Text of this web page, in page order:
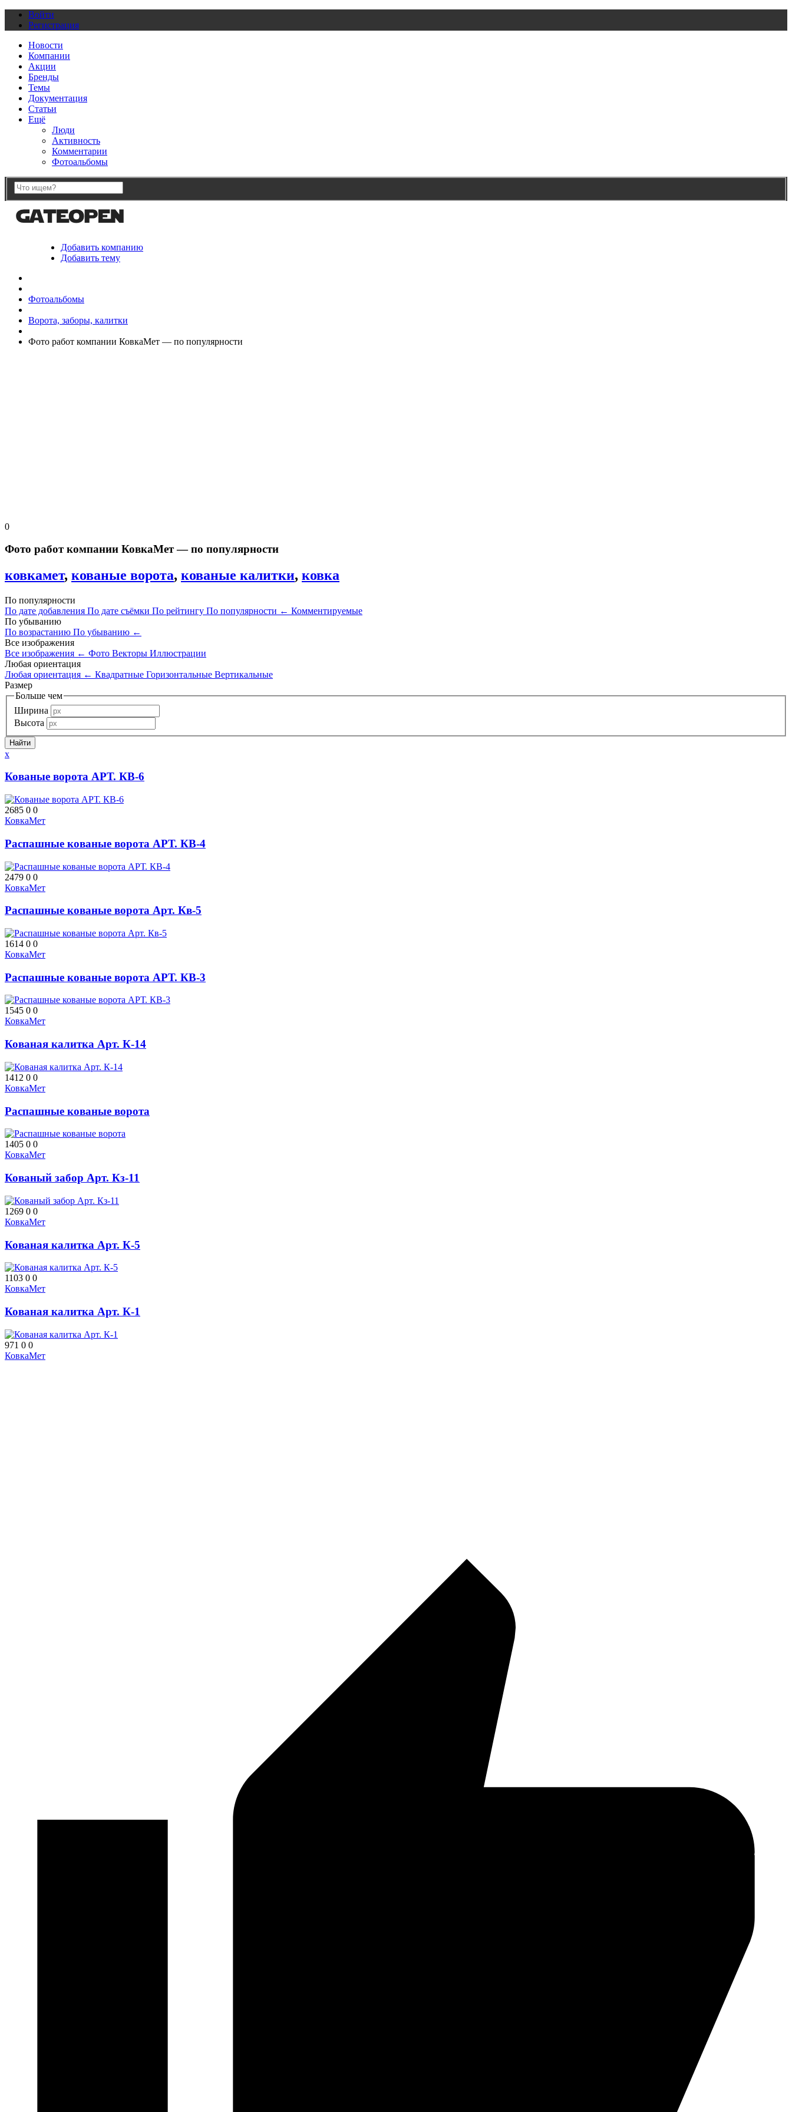
Войти
Регистрация
Новости
Компании
Акции
Бренды
Темы
Документация
Статьи
Ещё
Люди
Активность
Комментарии
Фотоальбомы
Добавить компанию
Добавить тему
Фотоальбомы
Ворота, заборы, калитки
Фото работ компании КовкаМет — по популярности
0
Фото работ компании КовкаМет — по популярности
ковкамет, кованые ворота, кованые калитки, ковка
По популярности
По дате добавления По дате съёмки По рейтингу По популярности ← Комментируемые
По убыванию
По возрастанию По убыванию ←
Все изображения
Все изображения ← Фото Векторы Иллюстрации
Любая ориентация
Любая ориентация ← Квадратные Горизонтальные Вертикальные
Размер
Больше чем
Ширина
Высота
x
Кованые ворота АРТ. КВ-6
2685 0 0
КовкаМет
Распашные кованые ворота АРТ. КВ-4
2479 0 0
КовкаМет
Распашные кованые ворота Арт. Кв-5
1614 0 0
КовкаМет
Распашные кованые ворота АРТ. КВ-3
1545 0 0
КовкаМет
Кованая калитка Арт. К-14
1412 0 0
КовкаМет
Распашные кованые ворота
1405 0 0
КовкаМет
Кованый забор Арт. Кз-11
1269 0 0
КовкаМет
Кованая калитка Арт. К-5
1103 0 0
КовкаМет
Кованая калитка Арт. К-1
971 0 0
КовкаМет